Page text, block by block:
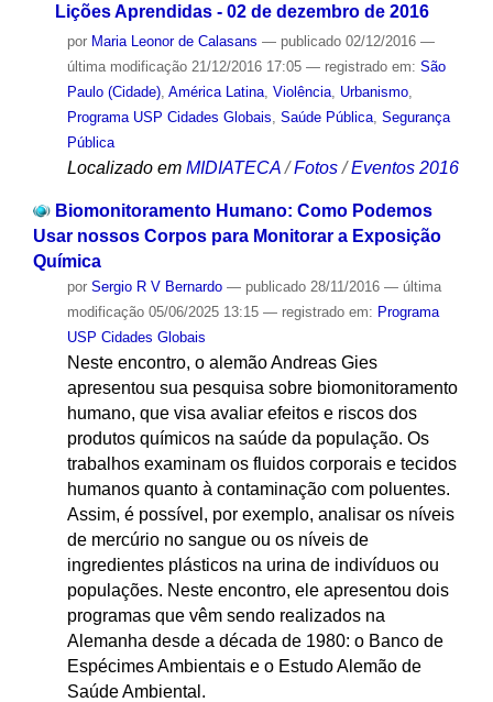
Lições Aprendidas - 02 de dezembro de 2016
por Maria Leonor de Calasans — publicado02/12/2016 —
última modificação21/12/2016 17:05 — registrado em: São
Paulo (Cidade), América Latina, Violência, Urbanismo,
Programa USP Cidades Globais Saúde Pública, Segurança
Pública
Localizado em MIDIATECA /Fotos /Eventos 2016
Biomonitoramento Humano: Como Podemos
Usar nossos Corpos para Monitorar a Exposição
Química
por Sergio R V Bernardo — publicado28/11/2016 — última
modificação05/06/2025 13:15 — registrado em: Programa
USP Cidades Globais
Neste encontro, o alemão Andreas Gies
apresentou sua pesquisa sobre biomonitoramento
humano, que visa avaliar efeitos e riscos dos
produtos químicos na saúde da população. Os
trabalhos examinam os fluidos corporais e tecidos
humanos quanto à contaminação com poluentes.
Assim, é possível, por exemplo, analisar os níveis
de mercúrio no sangue ou os níveis de
ingredientes plásticos na urina de indivíduos ou
populações. Neste encontro, ele apresentou dois
programas que vêm sendo realizados na
Alemanha desde a década de 1980: o Banco de
Espécimes Ambientais e o Estudo Alemão de
Saúde Ambiental.